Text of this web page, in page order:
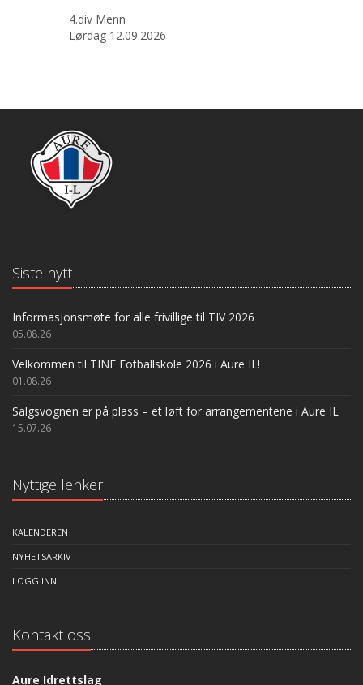
4.div Menn
Lørdag 12.09.2026
Siste nytt
Informasjonsmøte for alle frivillige til TIV 2026
05.08.26
Velkommen til TINE Fotballskole 2026 i Aure IL!
01.08.26
Salgsvognen er på plass – et løft for arrangementene i Aure IL
15.07.26
Nyttige lenker
KALENDEREN
NYHETSARKIV
LOGG INN
Kontakt oss
Aure Idrettslag